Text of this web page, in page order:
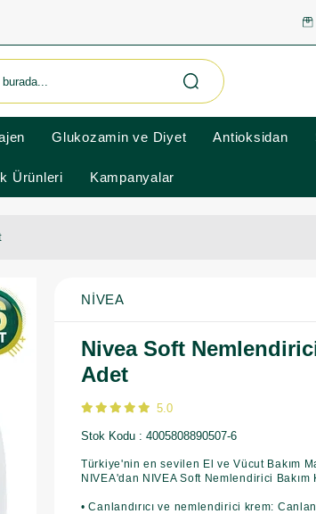
Glukozamin ve Diyet Antioksidan
Ürünleri Kampanyalar
NIVEA
Nivea Soft
Adet
5.0
Stok Kodu 4005808890507-6
Türkiye'nin en sevilen El ve Vücut Bakım
NIVEA'dan NIVEA Soft Nemlendirici
• Canlandırıcı ve nemlendirici krem: